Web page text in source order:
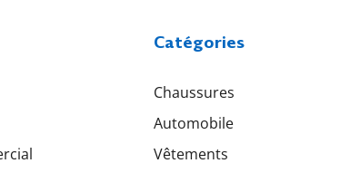
Catégories
Chaussures
Automobile
Vêtements